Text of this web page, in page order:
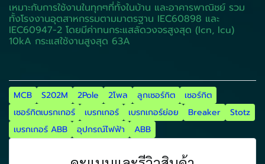
เหมาะกับการใช้งานในทุกๆที่ทั้งในบ้าน และอาคารพาณิชย์ รวม
ทั้งโรงงานอุตสาหกรรมตามมาตรฐาน IEC60898 และ
IEC60947-2 โดยมีค่าทนกระแสลัดวงจรสูงสุด (Icn, Icu)
10kA กระแสใช้งานสูงสุด 63A
MCB S202M 2Pole 2โพล ลูกเซอร์กิต
เซอร์กิต
เซอร์กิตเบรกเกอร์
เบรกเกอร์ เบรกเกอร์ย่อย Breaker
Stotz
เบรกเกอร์ ABB
อุปกรณ์ไฟฟ้า ABB